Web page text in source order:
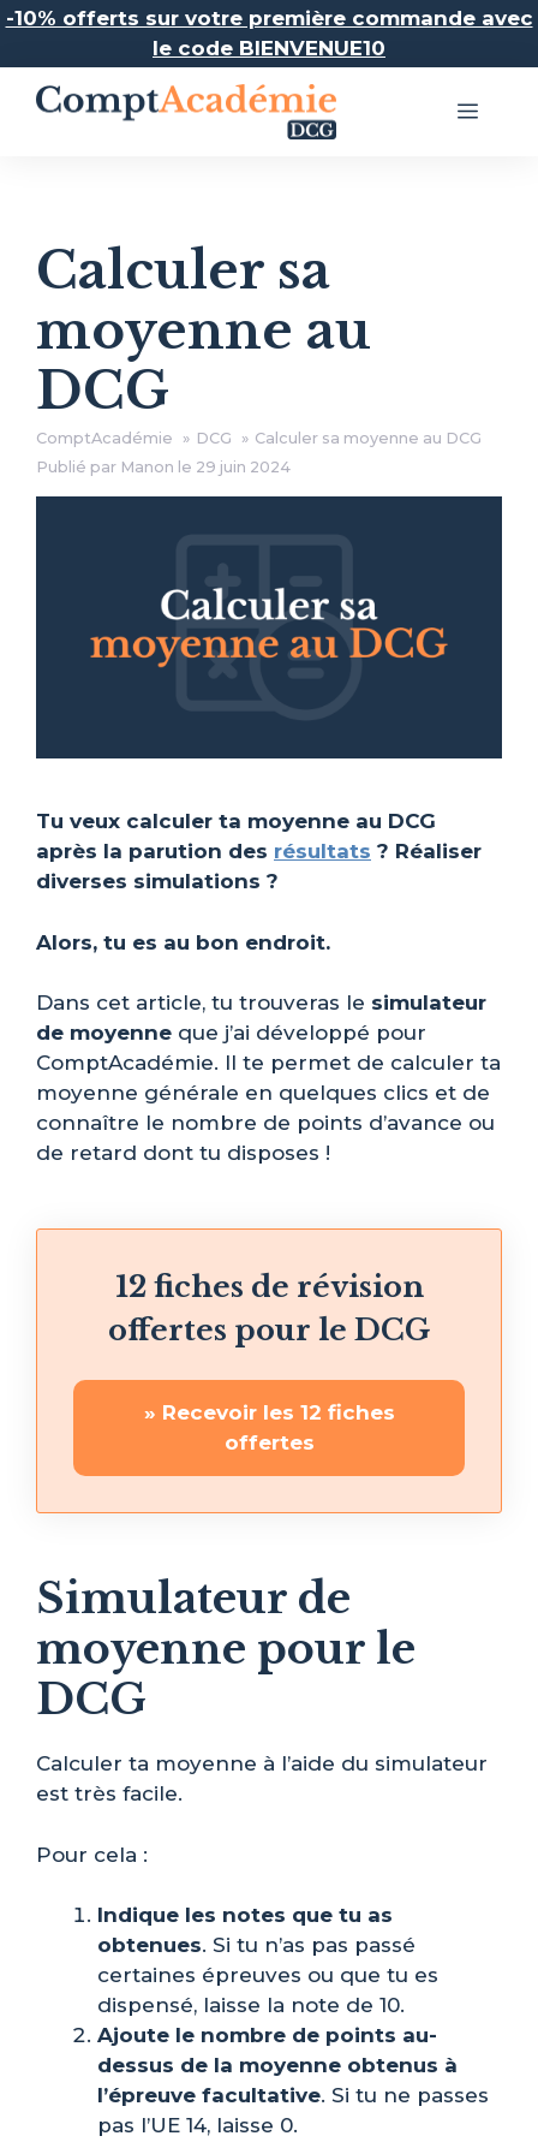
Aller
contenu
-10% offerts sur votre première commande avec
le code BIENVENUE10
Menu
Calculer sa
moyenne au
DCG
ComptAcadémie DCG
Calculer sa moyenne au DCG
Publié par Manon le 29 juin 2024
Tu veux calculer ta moyenne au DCG
après la parution des résultats ? Réaliser
diverses simulations ?
Alors, tu es au bon endroit.
Dans cet article, tu trouveras le simulateur
de moyenne que j’ai développé pour
ComptAcadémie. Il te permet de calculer ta
moyenne générale en quelques clics et de
connaître le nombre de points d’avance ou
de retard dont tu disposes !
12 fiches de révision
offertes pour le DCG
» Recevoir les 12 fiches
offertes
Simulateur de
moyenne pour le
DCG
Calculer ta moyenne à l’aide du simulateur
est très facile.
Pour cela :
Indique les notes que tu as
obtenues. Si tu n’as pas passé
certaines épreuves ou que tu es
dispensé, laisse la note de 10.
Ajoute le nombre de points au-
dessus de la moyenne obtenus à
l’épreuve facultative. Si tu ne passes
pas l’UE 14, laisse 0.